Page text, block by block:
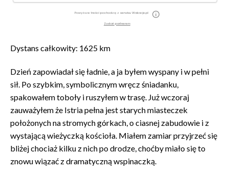
Powyższe treści pochodzą z serwisu Wakacje.pl
Zostań partnerem
Dystans całkowity: 1625 km
Dzień zapowiadał się ładnie, a ja byłem wyspany i w pełni
sił. Po szybkim, symbolicznym wręcz śniadanku,
spakowałem toboły i ruszyłem w trasę. Już wczoraj
zauważyłem że Istria pełna jest starych miasteczek
położonych na stromych górkach, o ciasnej zabudowie i z
wystającą wieżyczką kościoła. Miałem zamiar przyjrzeć się
bliżej chociaż kilku z nich po drodze, choćby miało się to
znowu wiązać z dramatyczną wspinaczką.